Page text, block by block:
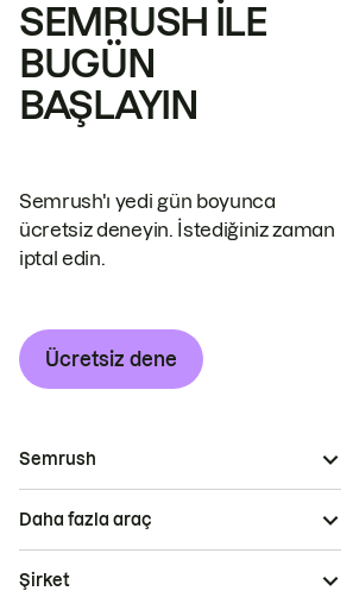
SEMRUSH ILE
BUGÜN
BAŞLAYIN
Semrush'ı yedi gün boyunca
ücretsiz deneyin. İstediğiniz zaman
iptal edin.
Ücretsiz dene
Semrush
Daha fazla araç
Şirket